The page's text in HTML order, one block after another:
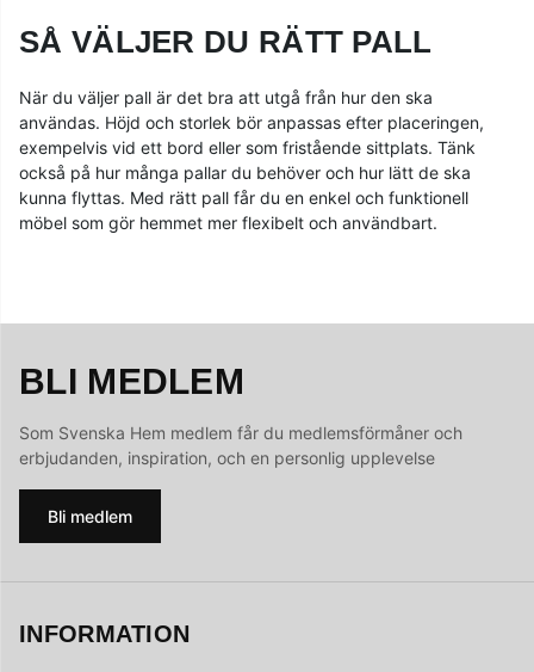
SÅ VÄLJER DU RÄTT PALL
När du väljer pall är det bra att utgå från hur den ska
användas. Höjd och storlek bör anpassas efter placeringen,
exempelvis vid ett bord eller som fristående sittplats. Tänk
också på hur många pallar du behöver och hur lätt de ska
kunna flyttas. Med rätt pall får du en enkel och funktionell
möbel som gör hemmet mer flexibelt och användbart.
BLI MEDLEM
Som Svenska Hem medlem får du medlemsförmåner och
erbjudanden, inspiration, och en personlig upplevelse
Bli medlem
INFORMATION